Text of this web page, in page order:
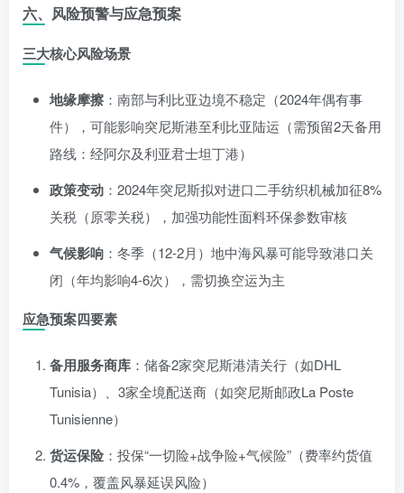
六、风险预警与应急预案
三大核心风险场景
地缘摩擦 ：南部与利比亚边境不稳定（2024年偶有事
件），可能影响突尼斯港至利比亚陆运（需预留2天备用
路线：经阿尔及利亚君士坦丁港）
政策变动 ：2024年突尼斯拟对进口二手纺织机械加征8%
关税（原零关税），加强功能性面料环保参数审核
气候影响 ：冬季（12-2月）地中海风暴可能导致港口关
闭（年均影响4-6次），需切换空运为主
应急预案四要素
备用服务商库 ：储备2家突尼斯港清关行（如DHL
Tunisia）、3家全境配送商（如突尼斯邮政La Poste
Tunisienne）
货运保险 ：投保“一切险+战争险+气候险”（费率约货值
0.4%，覆盖风暴延误风险）